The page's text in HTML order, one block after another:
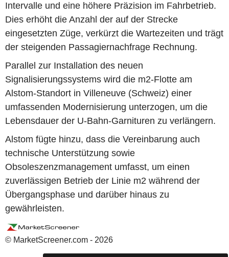
Intervalle und eine höhere Präzision im Fahrbetrieb.
Dies erhöht die Anzahl der auf der Strecke
eingesetzten Züge, verkürzt die Wartezeiten und trägt
der steigenden Passagiernachfrage Rechnung.
Parallel zur Installation des neuen
Signalisierungssystems wird die m2-Flotte am
Alstom-Standort in Villeneuve (Schweiz) einer
umfassenden Modernisierung unterzogen, um die
Lebensdauer der U-Bahn-Garnituren zu verlängern.
Alstom fügte hinzu, dass die Vereinbarung auch
technische Unterstützung sowie
Obsoleszenzmanagement umfasst, um einen
zuverlässigen Betrieb der Linie m2 während der
Übergangsphase und darüber hinaus zu
gewährleisten.
© MarketScreener.com - 2026